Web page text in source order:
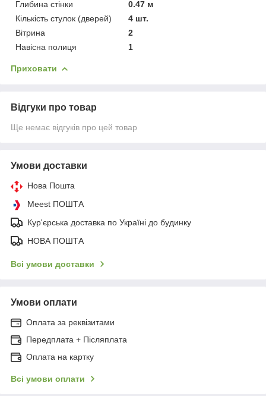
Глибина стінки
0.47 м
Кількість стулок (дверей)
4 шт.
Вітрина
2
Навісна полиця
1
Приховати
Відгуки про товар
Ще немає відгуків про цей товар
Умови доставки
Нова Пошта
Meest ПОШТА
Кур'єрська доставка по Україні до будинку
НОВА ПОШТА
Всі умови доставки
Умови оплати
Оплата за реквізитами
Передплата + Післяплата
Оплата на картку
Всі умови оплати